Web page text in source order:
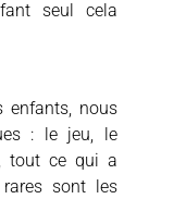
seul cela
enfants, nous
: le jeu, le
tout ce qui a
sont les